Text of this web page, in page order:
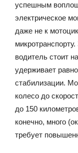
успешным
электрическое
даже не к
водитель стоит
удерживает
стабилизации.
колесо до
до 150
конечно, много
требует